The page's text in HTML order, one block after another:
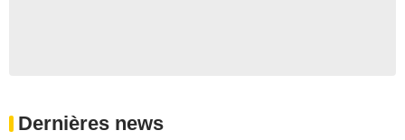
Dernières news